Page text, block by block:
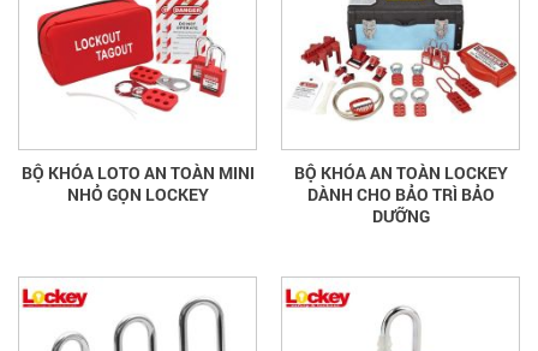
BỘ KHÓA LOTO AN TOÀN MINI
NHỎ GỌN LOCKEY
BỘ KHÓA AN TOÀN LOCKEY
DÀNH CHO BẢO TRÌ BẢO
DƯỠNG